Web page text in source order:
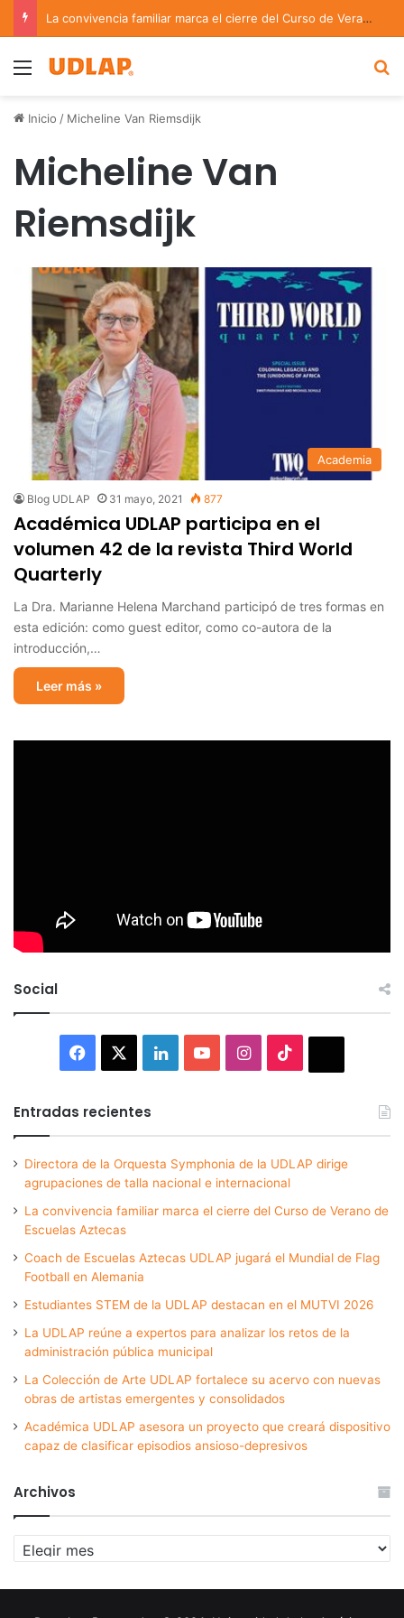
La convivencia familiar marca el cierre del Curso de Verano de Escuelas Aztecas
Menu
Inicio / Micheline Van Riemsdijk
Micheline Van
Riemsdijk
Academia
Blog UDLAP 31 mayo, 2021 877
Académica UDLAP participa en el
volumen 42 de la revista Third World
Quarterly
La Dra. Marianne Helena Marchand participó de tres formas en
esta edición: como guest editor, como co-autora de la
introducción,…
Leer más »
Social
Facebook LinkedInYouTubeInstagram
Entradas recientes
Directora de la Orquesta Symphonia de la UDLAP dirige
agrupaciones de talla nacional e internacional
La convivencia familiar marca el cierre del Curso de Verano de
Escuelas Aztecas
Coach de Escuelas Aztecas UDLAP jugará el Mundial de Flag
Football en Alemania
Estudiantes STEM de la UDLAP destacan en el MUTVI 2026
La UDLAP reúne a expertos para analizar los retos de la
administración pública municipal
La Colección de Arte UDLAP fortalece su acervo con nuevas
obras de artistas emergentes y consolidados
Académica UDLAP asesora un proyecto que creará dispositivo
capaz de clasificar episodios ansioso-depresivos
Archivos
Archivos